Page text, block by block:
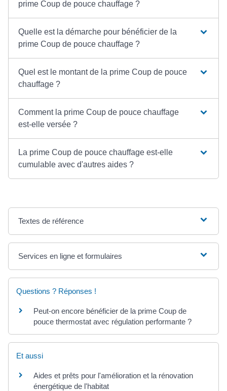
prime Coup de pouce chauffage ?
Quelle est la démarche pour bénéficier de la
prime Coup de pouce chauffage ?
Quel est le montant de la prime Coup de pouce
chauffage ?
Comment la prime Coup de pouce chauffage
est-elle versée ?
La prime Coup de pouce chauffage est-elle
cumulable avec d'autres aides ?
Textes de référence
Services en ligne et formulaires
Questions ? Réponses !
Peut-on encore bénéficier de la prime Coup de
pouce thermostat avec régulation performante ?
Et aussi
Aides et prêts pour l'amélioration et la rénovation
énergétique de l'habitat